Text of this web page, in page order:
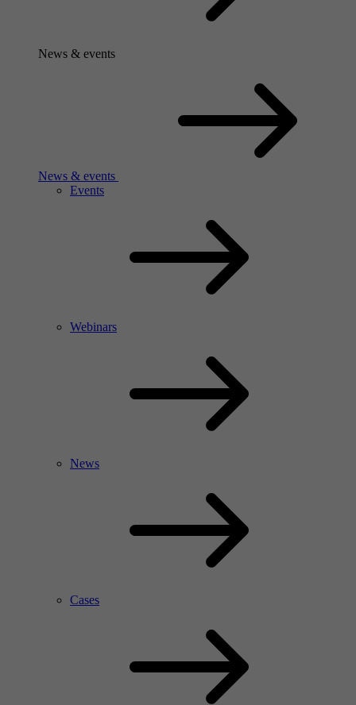
News & events
News & events
Events
Webinars
News
Cases